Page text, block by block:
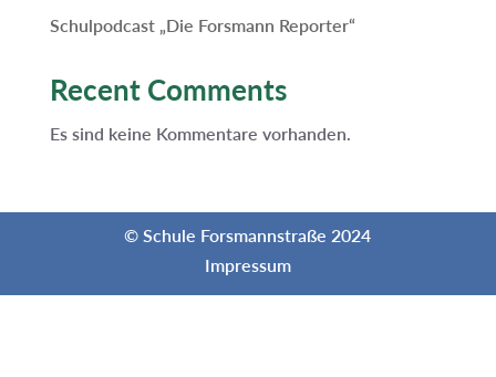
Schulpodcast „Die Forsmann Reporter“
Recent Comments
Es sind keine Kommentare vorhanden.
© Schule Forsmannstraße 2024
Impressum